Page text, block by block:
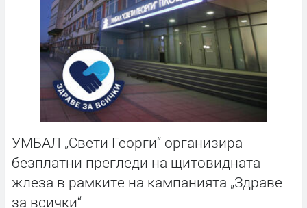
УМБАЛ „Свети Георги“ организира
безплатни прегледи на щитовидната
жлеза в рамките на кампанията „Здраве
за всички“